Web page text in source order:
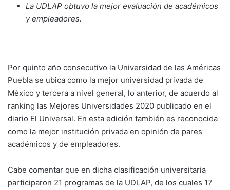
La UDLAP obtuvo la mejor evaluación de académicos
y empleadores.
Por quinto año consecutivo la Universidad de las Américas
Puebla se ubica como la mejor universidad privada de
México y tercera a nivel general, lo anterior, de acuerdo al
ranking las Mejores Universidades 2020 publicado en el
diario El Universal. En esta edición también es reconocida
como la mejor institución privada en opinión de pares
académicos y de empleadores.
Cabe comentar que en dicha clasificación universitaria
participaron 21 programas de la UDLAP, de los cuales 17